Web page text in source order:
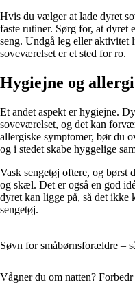
Hvis du vælger at lade dyret
faste rutiner. Sørg for, at
seng. Undgå leg eller aktivitet
soveværelset er et sted for ro.
Hygiejne og
Et andet aspekt er hygiejne.
soveværelset, og det kan
allergiske symptomer, bør du
og i stedet skabe hyggelige
Vask sengetøj oftere, og børst
og skæl. Det er også en god
dyret kan ligge på, så det ikke
sengetøj.
Søvn for småbørnsforældre –
Vågner du om natten?